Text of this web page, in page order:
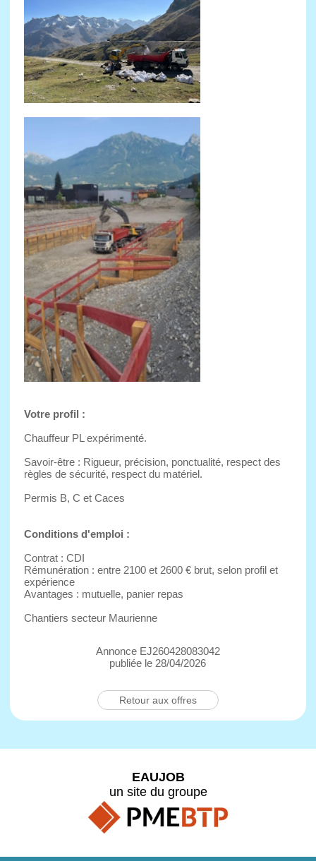
Votre profil :
Chauffeur PL expérimenté.
Savoir-être : Rigueur, précision, ponctualité, respect des
règles de sécurité, respect du matériel.
Permis B, C et Caces
Conditions d'emploi :
Contrat : CDI
Rémunération : entre 2100 et 2600 € brut, selon profil et
expérience
Avantages : mutuelle, panier repas
Chantiers secteur Maurienne
Annonce EJ260428083042
publiée le 28/04/2026
Retour aux offres
EAUJOB
un site du groupe